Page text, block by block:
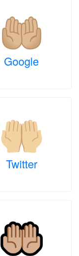
Google
Twitter